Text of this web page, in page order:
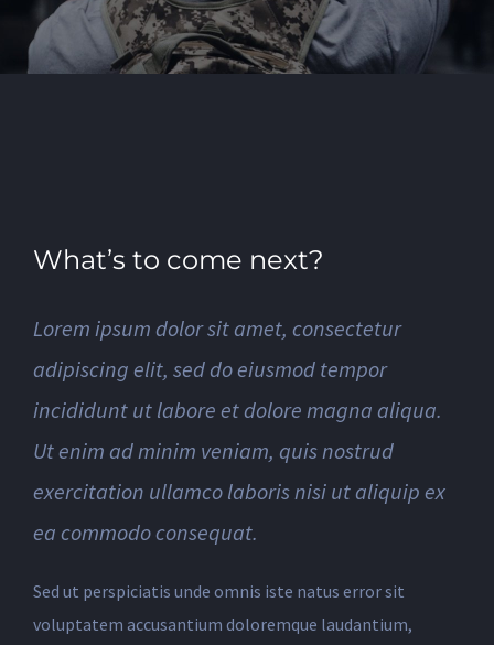
What’s to come next?
Lorem ipsum dolor sit amet, consectetur
adipiscing elit, sed do eiusmod tempor
incididunt ut labore et dolore magna aliqua.
Ut enim ad minim veniam, quis nostrud
exercitation ullamco laboris nisi ut aliquip ex
ea commodo consequat.
Sed ut perspiciatis unde omnis iste natus error sit
voluptatem accusantium doloremque laudantium,